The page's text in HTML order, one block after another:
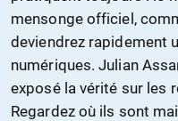
mensonge officiel,
deviendrez rapidement
numériques. Julian
exposé la vérité sur les
Regardez où ils sont